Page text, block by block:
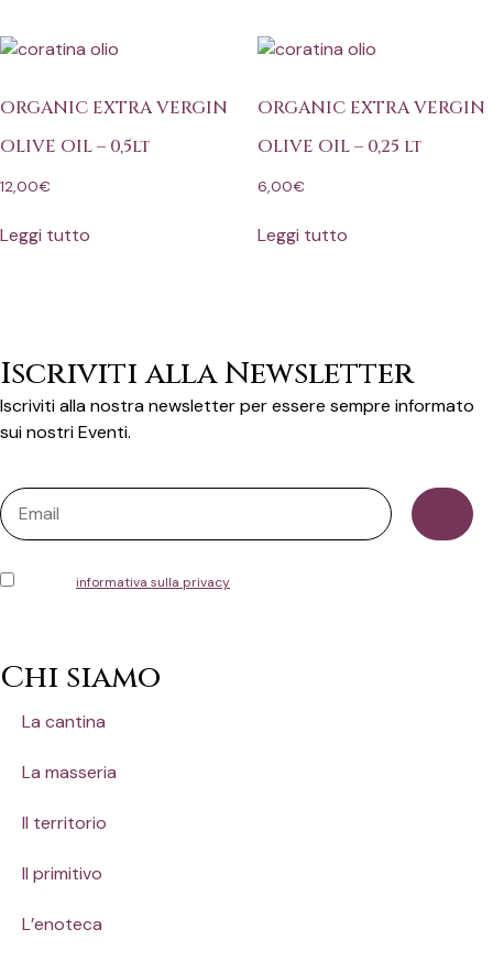
ORGANIC EXTRA VERGIN
OLIVE OIL – 0,5lt
12,00€
Leggi tutto
ORGANIC EXTRA VERGIN
OLIVE OIL – 0,25 lt
6,00€
Leggi tutto
Iscriviti alla Newsletter
Iscriviti alla nostra newsletter per essere sempre informato
sui nostri Eventi.
informativa sulla privacy
miei dati, secondo quanto stabilito dal regolamento europeo per la protezione
Chi siamo
La cantina
La masseria
Il territorio
ll primitivo
L’enoteca